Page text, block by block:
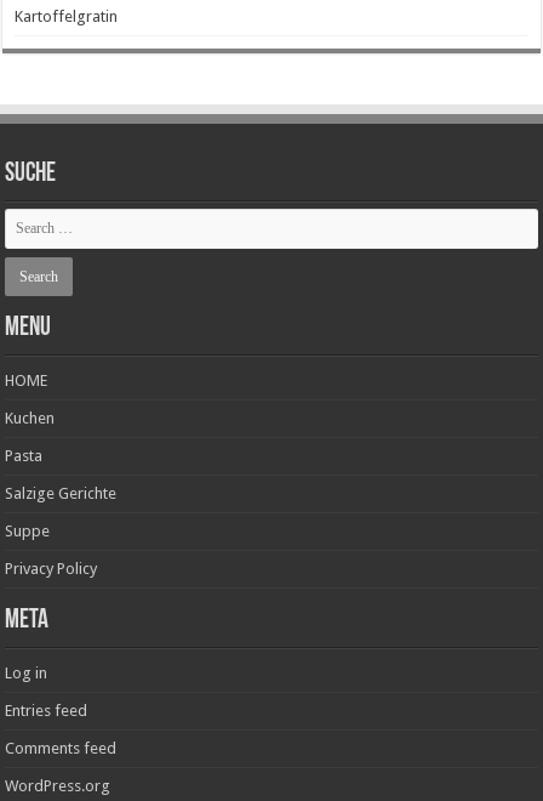
Kartoffelgratin
SUCHE
Menu
HOME
Kuchen
Pasta
Salzige Gerichte
Suppe
Privacy Policy
Meta
Log in
Entries feed
Comments feed
WordPress.org